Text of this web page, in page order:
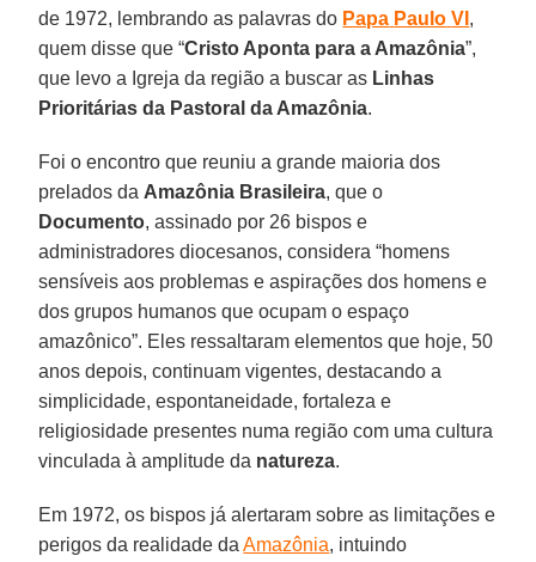
de 1972, lembrando as palavras do Papa Paulo VI ,
quem disse que “Cristo Aponta para a Amazônia”,
que levo a Igreja da região a buscar as Linhas
Prioritárias da Pastoral da Amazônia.
Foi o encontro que reuniu a grande maioria dos
prelados da Amazônia Brasileira, que o
Documento, assinado por 26 bispos e
administradores diocesanos, considera “homens
sensíveis aos problemas e aspirações dos homens e
dos grupos humanos que ocupam o espaço
amazônico”. Eles ressaltaram elementos que hoje, 50
anos depois, continuam vigentes, destacando a
simplicidade, espontaneidade, fortaleza e
religiosidade presentes numa região com uma cultura
vinculada à amplitude da natureza.
Em 1972, os bispos já alertaram sobre as limitações e
perigos da realidade daAmazônia, intuindo